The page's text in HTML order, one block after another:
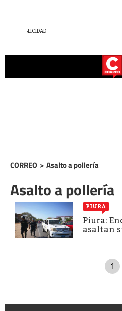
CORREO > Asalto a pollería
Asalto a pollería
PIURA
Piura:
asaltan
1